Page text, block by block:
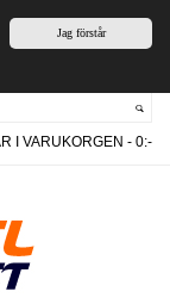
Jag förstår
I VARUKORGEN - 0:-